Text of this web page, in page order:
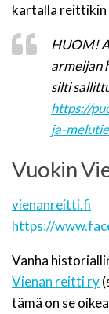
kartalla reittikin
HUOM!
armeijan
silti
https://
ja-
Vuokin
vienanreitti.fi
https://
Vanha
Vienan reitti ry
tämä on se